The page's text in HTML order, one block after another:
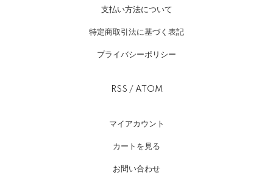
支払い方法について
特定商取引法に基づく表記
プライバシーポリシー
RSS / ATOM
マイアカウント
カートを見る
お問い合わせ